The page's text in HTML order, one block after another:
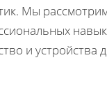
Мы
и устройства